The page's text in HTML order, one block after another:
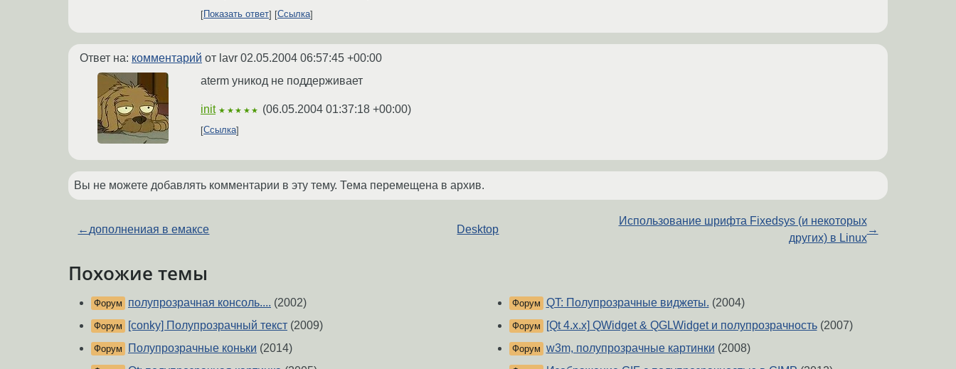
Показать ответ Ссылка
Ответ на: комментарий от lavr 02.05.2004 06:57:45 +00:00
aterm уникод не поддерживает
init ★★★★★ (06.05.2004 01:37:18 +00:00)
Ссылка
Вы не можете добавлять комментарии в эту тему. Тема перемещена в архив.
← дополнениая в емаксе Desktop
Использование шрифта Fixedsys (и некоторых
других) в Linux
→
Похожие темы
Форум полупрозрачная консоль.... (2002)
Форум [conky] Полупрозрачный текст (2009)
Форум Полупрозрачные коньки (2014)
Форум QT: Полупрозрачные виджеты. (2004)
Форум [Qt 4.x.x] QWidget & QGLWidget и полупрозрачность(2007)
Форум w3m, полупрозрачные картинки (2008)